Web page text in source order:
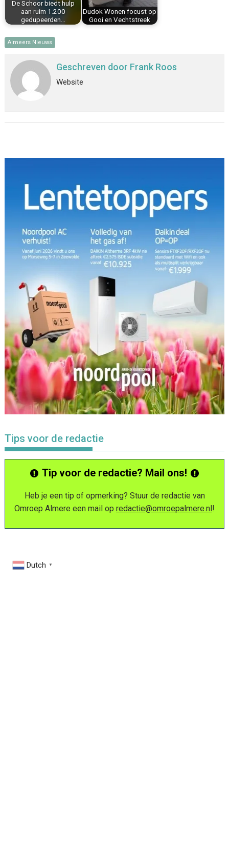
De Schoor biedt hulp
aan ruim 1.200
gedupeerden…
Dudok Wonen focust op
Gooi en Vechtstreek
Almeers Nieuws
Geschreven door Frank Roos
Website
Tips voor de redactie
Tip voor de redactie? Mail ons!
Heb je een tip of opmerking? Stuur de redactie van
Omroep Almere een mail op redactie@omroepalmere.nl!
Dutch ▼